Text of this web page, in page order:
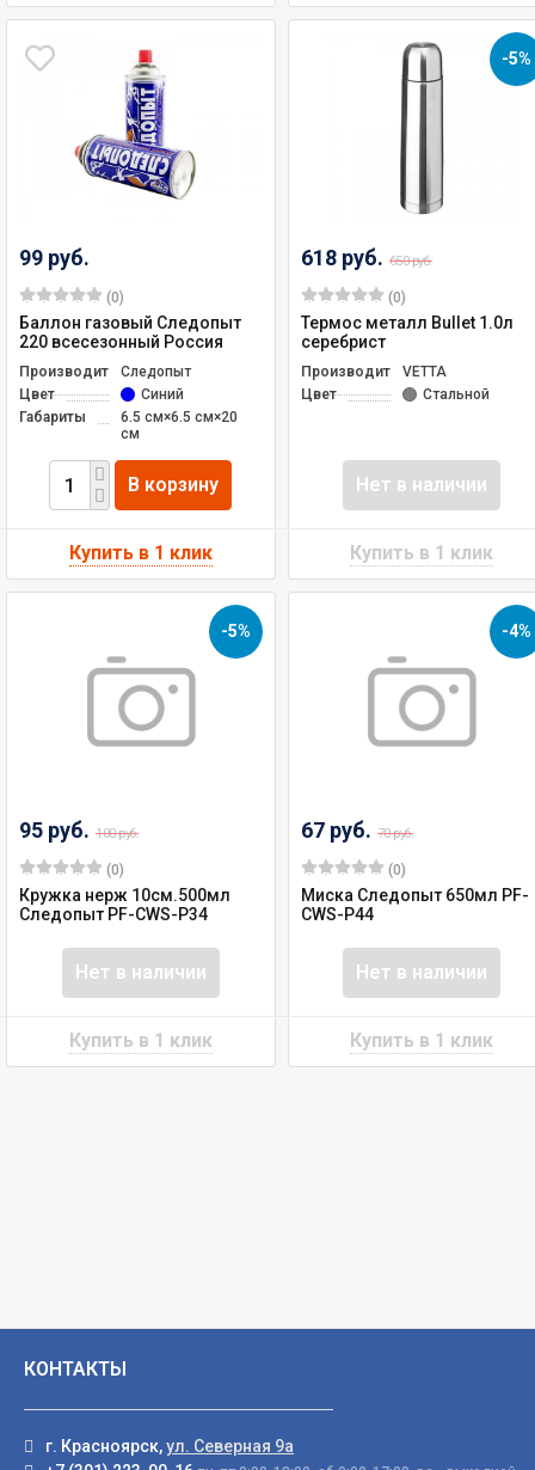
99 руб.
(0)
Баллон газовый Следопыт
220 всесезонный Россия
ПроизводительСледопыт
Цвет
Синий
Габариты
6.5 см×6.5 см×20
см
В корзину
-5%
618 руб. 650 руб.
(0)
Термос металл Bullet 1.0л
серебрист
ПроизводительVETTA
Цвет
Стальной
Нет в наличии
-5%
95 руб. 100 руб.
(0)
Кружка нерж 10см.500мл
Следопыт PF-CWS-P34
Нет в наличии
-4%
67 руб. 70 руб.
(0)
Миска Следопыт 650мл PF-
CWS-P44
Нет в наличии
КОНТАКТЫ
г. Красноярск,ул. Северная 9а